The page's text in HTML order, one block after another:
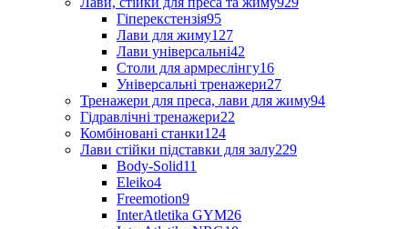
Гіперекстензія95
Лави для жиму127
Лави універсальні42
Столи для армреслінгу16
Універсальні тренажери27
Тренажери для преса, лави для жиму94
Гідравлічні тренажери22
Комбіновані станки124
Лави стійки підставки для залу229
Body-Solid11
Eleiko4
Freemotion9
InterAtletika GYM26